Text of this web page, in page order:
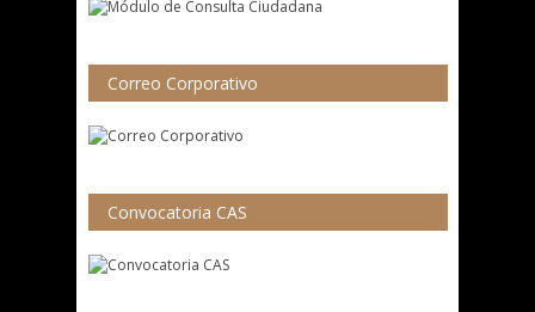
Correo Corporativo
Convocatoria CAS